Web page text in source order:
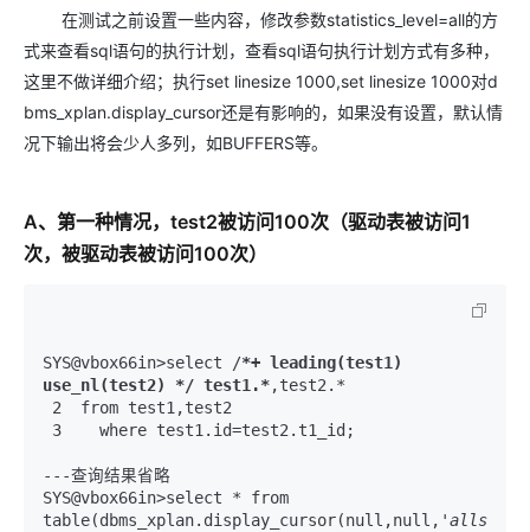
在测试之前设置一些内容，修改参数statistics_level=all的方
式来查看sql语句的执行计划，查看sql语句执行计划方式有多种，
这里不做详细介绍；执行set linesize 1000,set linesize 1000对d
bms_xplan.display_cursor还是有影响的，如果没有设置，默认情
况下输出将会少人多列，如BUFFERS等。
A、第一种情况，test2被访问100次（驱动表被访问1
次，被驱动表被访问100次）
SYS@vbox66in>select /*+ leading(test1)
use_nl(test2) */ test1.*
2  from test1,test2
3    where test1.id=test2.t1_id;
---查询结果省略
SYS@vbox66in>select * from
table(dbms_xplan.display_cursor(null,null, 'allstats